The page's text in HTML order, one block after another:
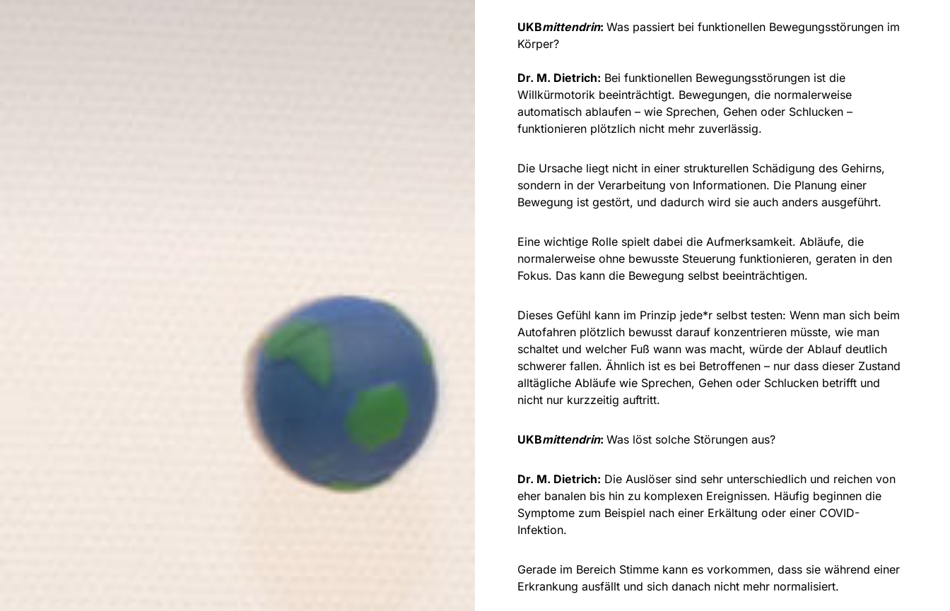
UKBmittendrin: Was passiert bei funktionellen Bewegungsstörungen im
Körper?
Dr. M. Dietrich: Bei funktionellen Bewegungsstörungen ist die
Willkürmotorik beeinträchtigt. Bewegungen, die normalerweise
automatisch ablaufen – wie Sprechen, Gehen oder Schlucken –
funktionieren plötzlich nicht mehr zuverlässig.
Die Ursache liegt nicht in einer strukturellen Schädigung des Gehirns,
sondern in der Verarbeitung von Informationen. Die Planung einer
Bewegung ist gestört, und dadurch wird sie auch anders ausgeführt.
Eine wichtige Rolle spielt dabei die Aufmerksamkeit. Abläufe, die
normalerweise ohne bewusste Steuerung funktionieren, geraten in den
Fokus. Das kann die Bewegung selbst beeinträchtigen.
Dieses Gefühl kann im Prinzip jede*r selbst testen: Wenn man sich beim
Autofahren plötzlich bewusst darauf konzentrieren müsste, wie man
schaltet und welcher Fuß wann was macht, würde der Ablauf deutlich
schwerer fallen. Ähnlich ist es bei Betroffenen – nur dass dieser Zustand
alltägliche Abläufe wie Sprechen, Gehen oder Schlucken betrifft und
nicht nur kurzzeitig auftritt.
UKBmittendrin: Was löst solche Störungen aus?
Dr. M. Dietrich: Die Auslöser sind sehr unterschiedlich und reichen von
eher banalen bis hin zu komplexen Ereignissen. Häufig beginnen die
Symptome zum Beispiel nach einer Erkältung oder einer COVID-
Infektion.
Gerade im Bereich Stimme kann es vorkommen, dass sie während einer
Erkrankung ausfällt und sich danach nicht mehr normalisiert.